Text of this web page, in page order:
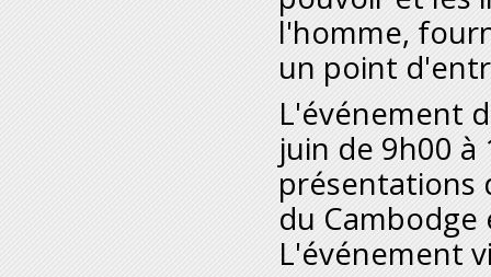
l'homme,
un point
L'événement
juin de 9h00 à
présentations
du Cambodge
L'événement